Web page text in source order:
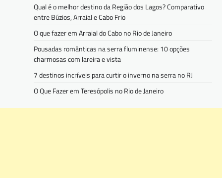
Qual é o melhor destino da Região dos Lagos? Comparativo
entre Búzios, Arraial e Cabo Frio
O que fazer em Arraial do Cabo no Rio de Janeiro
Pousadas românticas na serra fluminense: 10 opções
charmosas com lareira e vista
7 destinos incríveis para curtir o inverno na serra no RJ
O Que Fazer em Teresópolis no Rio de Janeiro